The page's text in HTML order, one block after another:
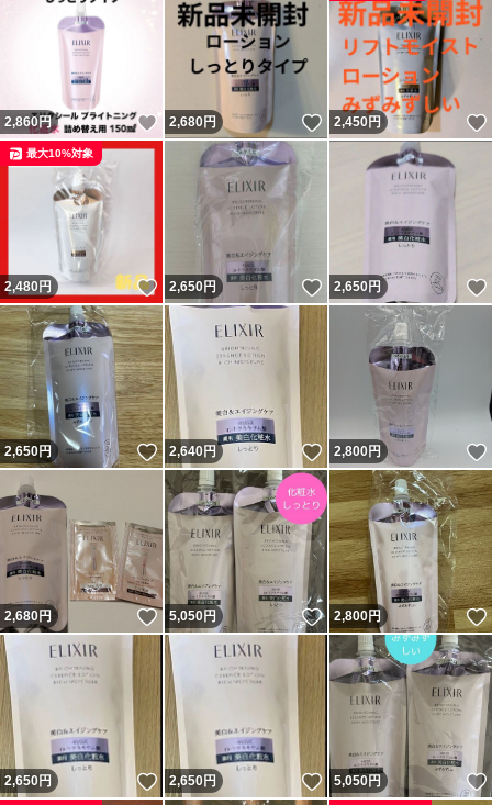
2,860円 いいね！
2,680円 いいね！
2,450円
2,480 円 いいね！
最大10%対象
2,650円 いいね！
2,650円
2,650円 いいね！
2,640円 いいね！
2,800円
2,680円 いいね！
5,050円 いいね！
2,800円
2,650円 いいね！
2,650円 いいね！
5,050円